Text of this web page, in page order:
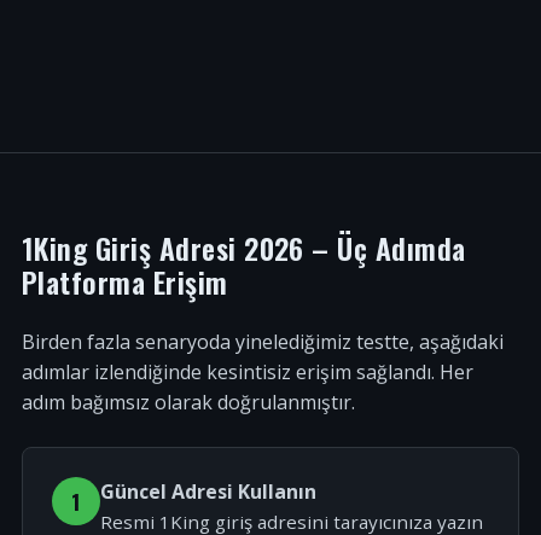
1King Giriş Adresi 2026 – Üç Adımda
Platforma Erişim
Birden fazla senaryoda yinelediğimiz testte, aşağıdaki
adımlar izlendiğinde kesintisiz erişim sağlandı. Her
adım bağımsız olarak doğrulanmıştır.
1 Güncel Adresi Kullanın
Resmi 1King giriş adresini tarayıcınıza yazın